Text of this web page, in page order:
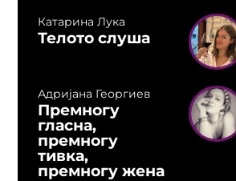
Катарина Лука
Телото слуша
Адријана Георгиев
Премногу
гласна,
премногу
тивка,
премногу жена